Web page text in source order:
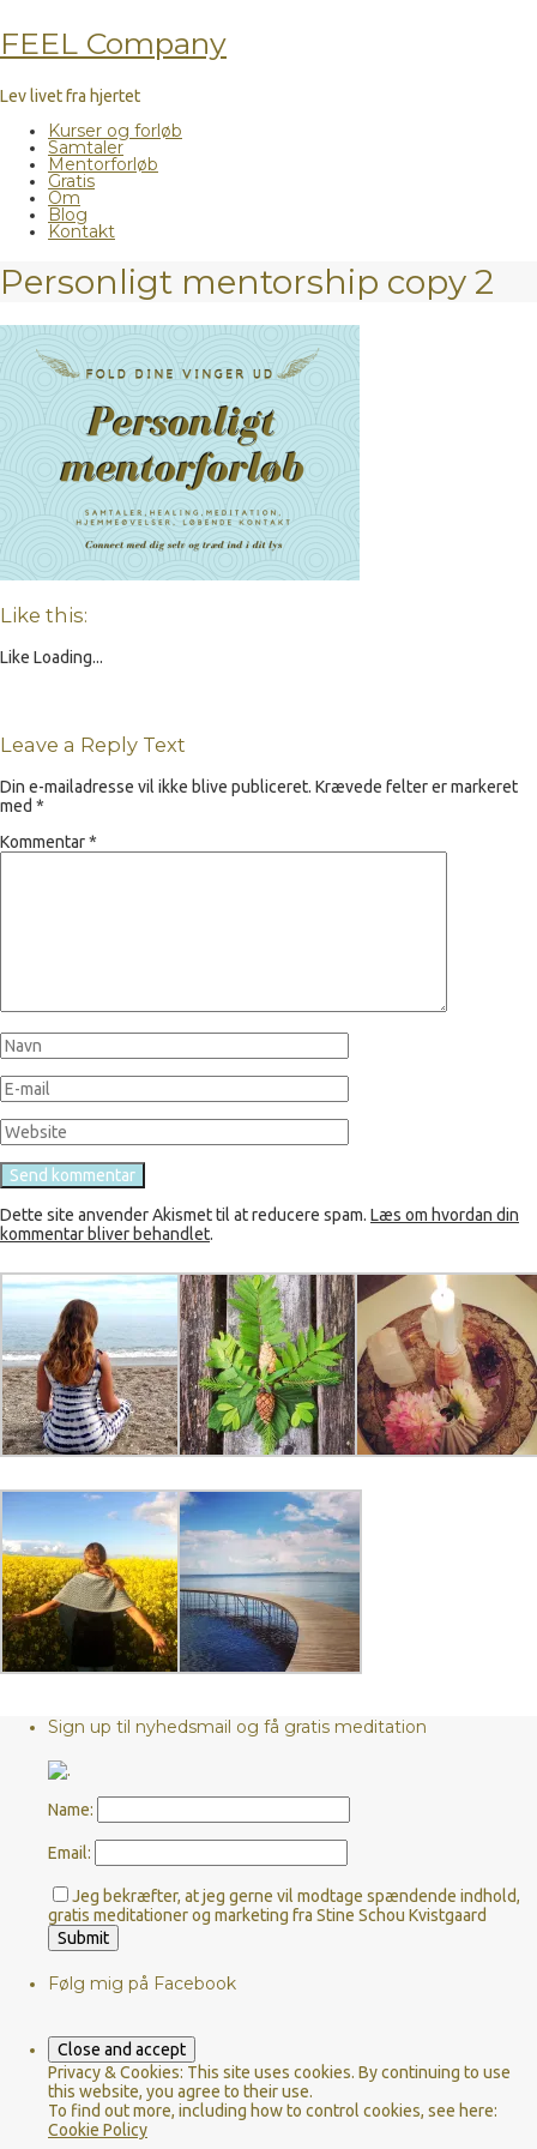
FEEL Company
Lev livet fra hjertet
Kurser og forløb
Samtaler
Mentorforløb
Gratis
Om
Blog
Kontakt
Personligt mentorship copy 2
Like this:
Like Loading...
Leave a Reply Text
Din e-mailadresse vil ikke blive publiceret. Krævede felter er markeret
med *
Kommentar*
Dette site anvender Akismet til at reducere spam. Læs om hvordan din
kommentar bliver behandlet.
Sign up til nyhedsmail og få gratis meditation
Name:
Email:
Jeg bekræfter, at jeg gerne vil modtage spændende indhold,
gratis meditationer og marketing fra Stine Schou Kvistgaard
Følg mig på Facebook
Privacy & Cookies: This site uses cookies. By continuing to use
this website, you agree to their use.
To find out more, including how to control cookies, see here:
Cookie Policy